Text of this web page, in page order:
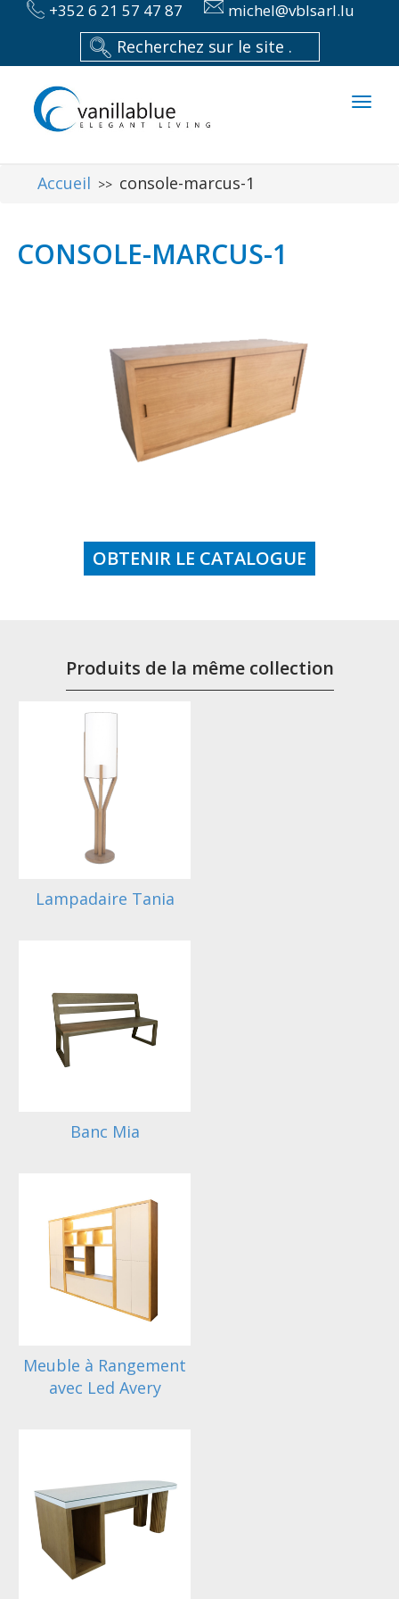
+352 6 21 57 47 87 michel@vblsarl.lu
Accueil >> console-marcus-1
CONSOLE-MARCUS-1
OBTENIR LE CATALOGUE
Produits de la même collection
Lampadaire Tania
Banc Mia
Meuble à Rangement
avec Led Avery